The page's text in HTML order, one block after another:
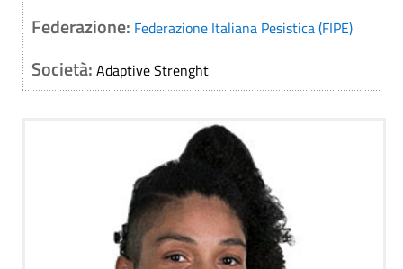
Federazione: Federazione Italiana Pesistica (FIPE)
Società: Adaptive Strenght